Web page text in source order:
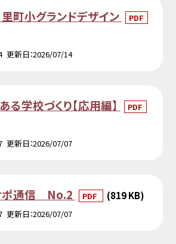
町小グランドデザイン PDF
更新日 2026/07/14
る学校づくり【応用編】 PDF
更新日 2026/07/07
ポ通信 No.2 PDF (819 KB)
更新日 2026/07/07